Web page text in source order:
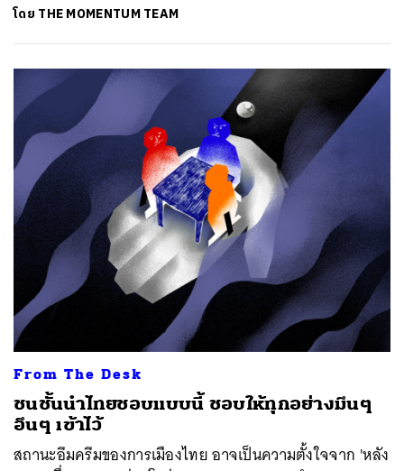
โดย THE MOMENTUM TEAM
From The Desk
ชนชั้นนำไทยชอบแบบนี้ ชอบให้ทุกอย่างมึนๆ
อึนๆ เข้าไว้
สถานะอึมครึมของการเมืองไทย อาจเป็นความตั้งใจจาก 'หลัง